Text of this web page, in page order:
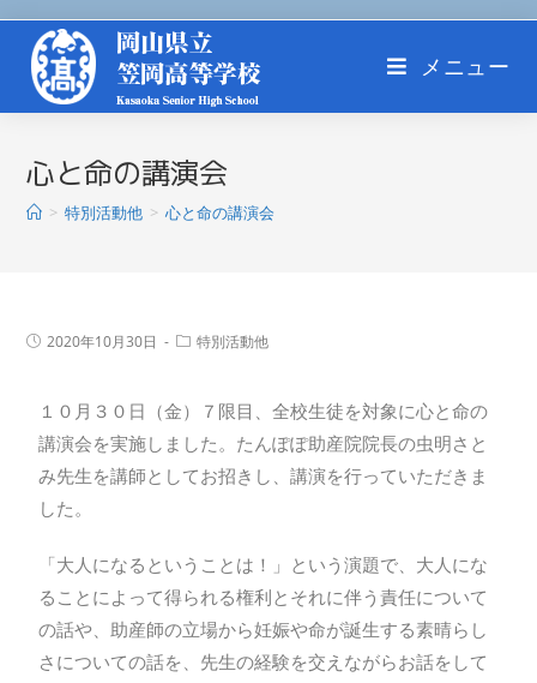
メニュー
心と命の講演会
> 特別活動他 > 心と命の講演会
2020年10月30日 特別活動他
１０月３０日（金）７限目、全校生徒を対象に心と命の
講演会を実施しました。たんぽぽ助産院院長の虫明さと
み先生を講師としてお招きし、講演を行っていただきま
した。
「大人になるということは！」という演題で、大人にな
ることによって得られる権利とそれに伴う責任について
の話や、助産師の立場から妊娠や命が誕生する素晴らし
さについての話を、先生の経験を交えながらお話をして